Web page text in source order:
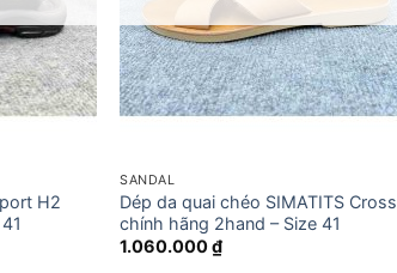
H2
SANDAL
Dép da quai chéo SIMATITS Cross
chính hãng 2hand – Size 41
1.060.000₫